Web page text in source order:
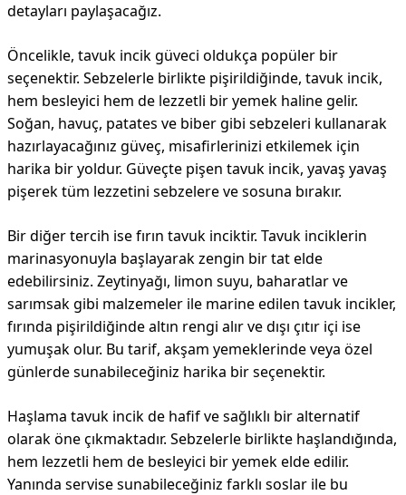
detayları paylaşacağız.
Öncelikle, tavuk incik güveci oldukça popüler bir
seçenektir. Sebzelerle birlikte pişirildiğinde, tavuk incik,
hem besleyici hem de lezzetli bir yemek haline gelir.
Soğan, havuç, patates ve biber gibi sebzeleri kullanarak
hazırlayacağınız güveç, misafirlerinizi etkilemek için
harika bir yoldur. Güveçte pişen tavuk incik, yavaş yavaş
pişerek tüm lezzetini sebzelere ve sosuna bırakır.
Bir diğer tercih ise fırın tavuk inciktir. Tavuk inciklerin
marinasyonuyla başlayarak zengin bir tat elde
edebilirsiniz. Zeytinyağı, limon suyu, baharatlar ve
sarımsak gibi malzemeler ile marine edilen tavuk incikler,
fırında pişirildiğinde altın rengi alır ve dışı çıtır içi ise
yumuşak olur. Bu tarif, akşam yemeklerinde veya özel
günlerde sunabileceğiniz harika bir seçenektir.
Haşlama tavuk incik de hafif ve sağlıklı bir alternatif
olarak öne çıkmaktadır. Sebzelerle birlikte haşlandığında,
hem lezzetli hem de besleyici bir yemek elde edilir.
Yanında servise sunabileceğiniz farklı soslar ile bu